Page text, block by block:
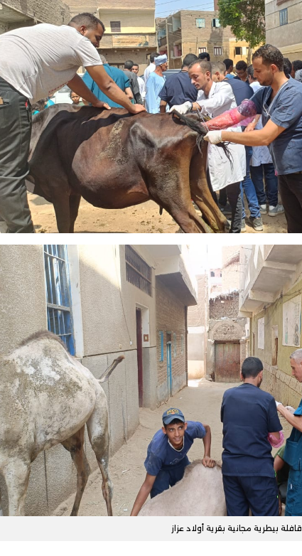
قافلة بيطرية مجانية بقرية أولاد عزاز